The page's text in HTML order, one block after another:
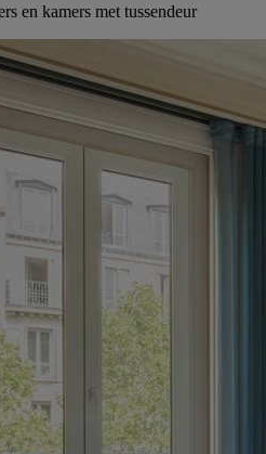
en kamers met tussendeur